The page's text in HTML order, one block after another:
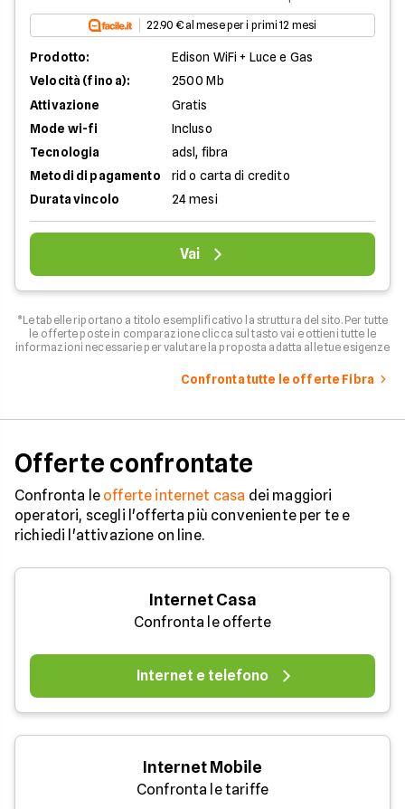
22.90 € al mese per i primi 12 mesi
Prodotto:
Edison WiFi + Luce e Gas
Velocità (fino a):
2500 Mb
Attivazione
Gratis
Mode wi-fi
Incluso
Tecnologia
adsl, fibra
Metodi di pagamento
rid o carta di credito
Durata vincolo
24 mesi
Vai
*Le tabelle riportano a titolo esemplificativo la struttura del sito. Per tutte
le offerte poste in comparazione clicca sul tasto vai e ottieni tutte le
informazioni necessarie per valutare la proposta adatta alle tue esigenze
Confronta tutte le offerte Fibra
Offerte confrontate
Confronta le offerte internet casa dei maggiori
operatori, scegli l'offerta più conveniente per te e
richiedi l'attivazione on line.
Internet Casa
Confronta le offerte
Internet e telefono
Internet Mobile
Confronta le tariffe